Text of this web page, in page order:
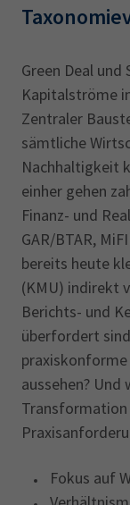
Green Deal und
Kapitalströme
Zentraler
sämtliche
Nachhaltigkeit
einher gehen
Finanz- und
GAR/BTAR,
bereits heute
(KMU) indirekt
Berichts- und
überfordert
aussehen? Und
Fokus auf